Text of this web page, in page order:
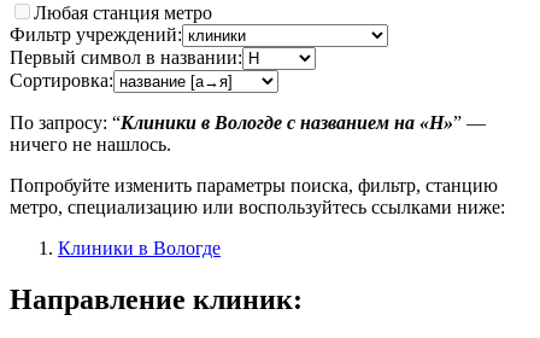
Любая станция метро
Фильтр учреждений:
Первый символ в названии:
Сортировка:
По запросу: “Клиники в Вологде с названием на «Н»” —
ничего не нашлось.
Попробуйте изменить параметры поиска, фильтр, станцию
метро, специализацию или воспользуйтесь ссылками ниже:
Клиники в Вологде
Направление клиник: